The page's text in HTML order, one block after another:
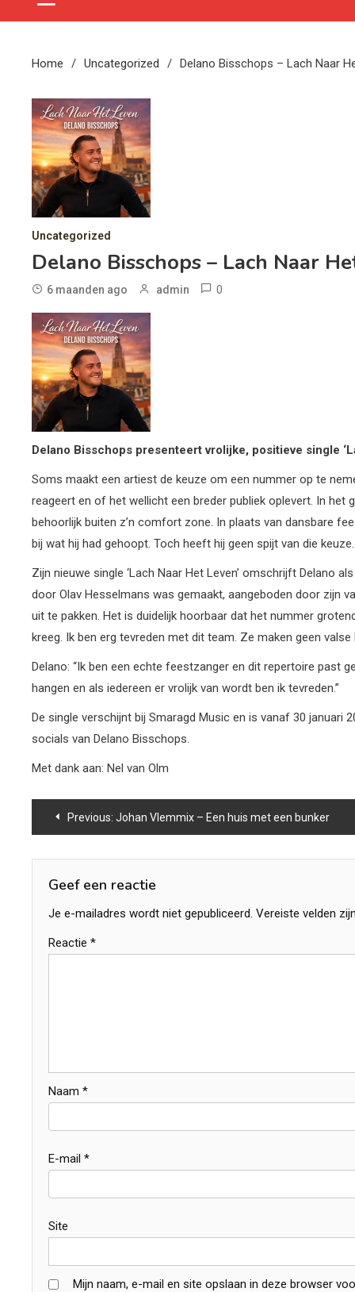
Home Uncategorized Delano Bisschops – Lach Naar
Uncategorized
Delano Bisschops – Lach Naar
6 maanden ago admin 0
Delano Bisschops presenteert vrolijke, positieve single
Soms maakt een artiest de keuze om een nummer op te
reageert en of het wellicht een breder publiek oplevert. In het
behoorlijk buiten z’n comfort zone. In plaats van dansbare
bij wat hij had gehoopt. Toch heeft hij geen spijt van die keuze.
Zijn nieuwe single ‘Lach Naar Het Leven’ omschrijft Delano
door Olav Hesselmans was gemaakt, aangeboden door zijn
uit te pakken. Het is duidelijk hoorbaar dat het nummer
kreeg. Ik ben erg tevreden met dit team. Ze maken geen
Delano: “Ik ben een echte feestzanger en dit repertoire past
hangen en als iedereen er vrolijk van wordt ben ik tevreden.”
De single verschijnt bij Smaragd Music en is vanaf 30
socials van Delano Bisschops.
Met dank aan: Nel van Olm
Bericht
navigatie
Previous: Johan Vlemmix – Een huis met een bunker
Geef een reactie
Je e-mailadres wordt niet gepubliceerd. Vereiste velden
Reactie *
Naam *
E-mail *
Site
Mijn naam, e-mail en site opslaan in deze browser